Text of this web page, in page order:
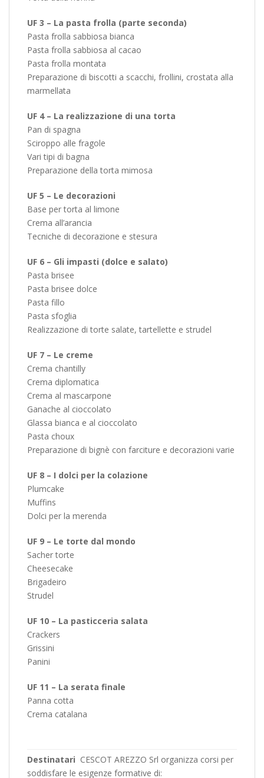
UF 3 – La pasta frolla (parte seconda)
Pasta frolla sabbiosa bianca
Pasta frolla sabbiosa al cacao
Pasta frolla montata
Preparazione di biscotti a scacchi, frollini, crostata alla
marmellata
UF 4 – La realizzazione di una torta
Pan di spagna
Sciroppo alle fragole
Vari tipi di bagna
Preparazione della torta mimosa
UF 5 – Le decorazioni
Base per torta al limone
Crema all’arancia
Tecniche di decorazione e stesura
UF 6 – Gli impasti (dolce e salato)
Pasta brisee
Pasta brisee dolce
Pasta fillo
Pasta sfoglia
Realizzazione di torte salate, tartellette e strudel
UF 7 – Le creme
Crema chantilly
Crema diplomatica
Crema al mascarpone
Ganache al cioccolato
Glassa bianca e al cioccolato
Pasta choux
Preparazione di bignè con farciture e decorazioni varie
UF 8 – I dolci per la colazione
Plumcake
Muffins
Dolci per la merenda
UF 9 – Le torte dal mondo
Sacher torte
Cheesecake
Brigadeiro
Strudel
UF 10 – La pasticceria salata
Crackers
Grissini
Panini
UF 11 – La serata finale
Panna cotta
Crema catalana
Destinatari CESCOT AREZZO Srl organizza corsi per
soddisfare le esigenze formative di: